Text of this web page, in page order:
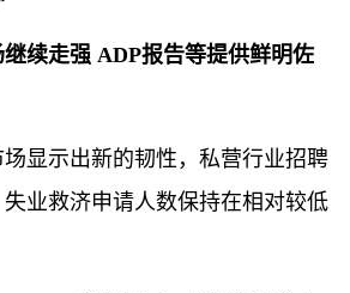
续走强 ADP报告等提供鲜明佐
显示出新的韧性，私营行业招聘
业救济申请人数保持在相对较低